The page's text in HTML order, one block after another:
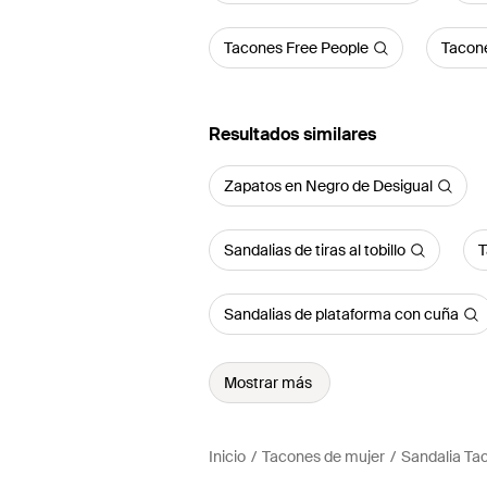
Tacones Free People
Resultados similares
Zapatos en Negro de Desigual
Sandalias de tiras al tobillo
Sandalias de plataforma con cuña
Mostrar más
Inicio Tacones de mujer Sandalia